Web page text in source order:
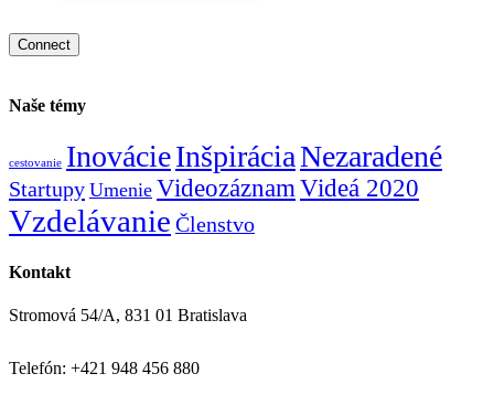
Naše témy
cestovanie InovácieInšpiráciaNezaradené
Startupy Umenie Videozáznam Videá 2020
Vzdelávanie Členstvo
Kontakt
Stromová 54/A, 831 01 Bratislava
Telefón: +421 948 456 880